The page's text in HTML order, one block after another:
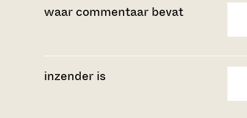
waar commentaar bevat
inzender is